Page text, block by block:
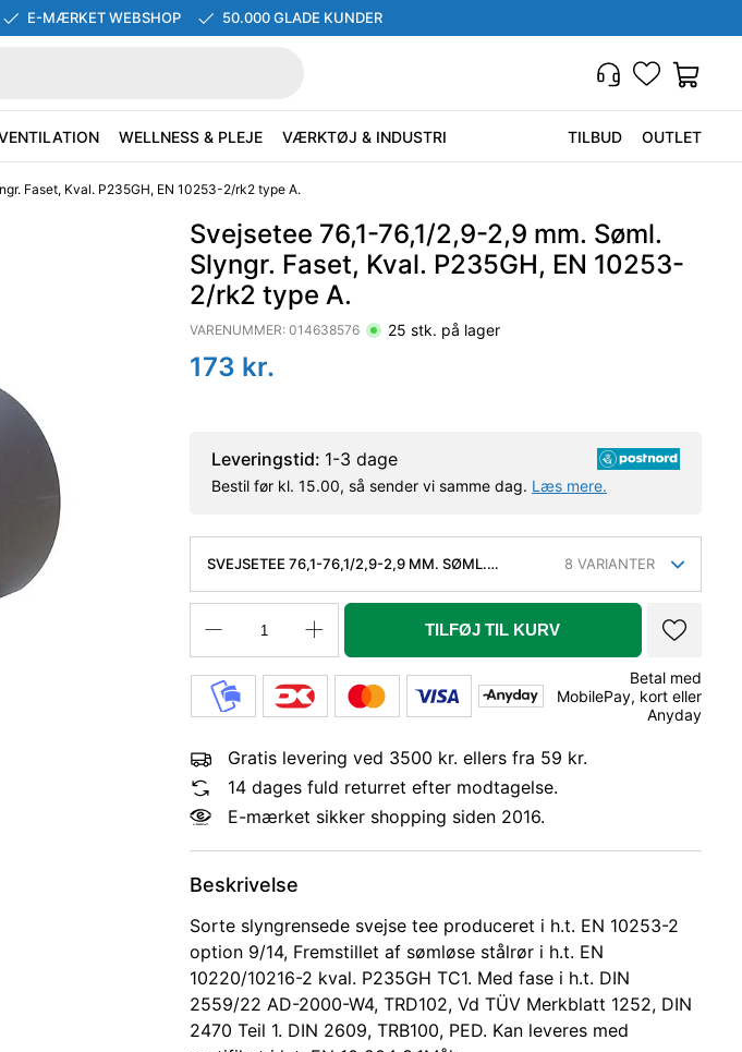
E-MÆRKET WEBSHOP 50.000 GLADE KUNDER
WELLNESS & PLEJE VÆRKTØJ & INDUSTRI TILBUD OUTLET
Faset, Kval. P235GH, EN 10253-2/rk2 type A.
Svejsetee 76,1-76,1/2,9-2,9 mm. Søml.
Slyngr. Faset, Kval. P235GH, EN 10253-
2/rk2 type A.
VARENUMMER: 014638576 25 stk. på lager
173 kr.
Leveringstid: 1-3 dage
Bestil før kl. 15.00, så sender vi samme dag. Læs mere.
SVEJSETEE 76,1-76,1/2,9-2,9 MM. SØML.
TYPE A.
8 VARIANTER
TILFØJ TIL KURV
Betal med
MobilePay, kort eller
Anyday
Gratis levering ved 3500 kr. ellers fra 59 kr.
14 dages fuld returret efter modtagelse.
E-mærket sikker shopping siden 2016.
Beskrivelse
Sorte slyngrensede svejse tee produceret i h.t. EN 10253-2
option 9/14, Fremstillet af sømløse stålrør i h.t. EN
10220/10216-2 kval. P235GH TC1. Med fase i h.t. DIN
2559/22 AD-2000-W4, TRD102, Vd TÜV Merkblatt 1252, DIN
2470 Teil 1. DIN 2609, TRB100, PED. Kan leveres med